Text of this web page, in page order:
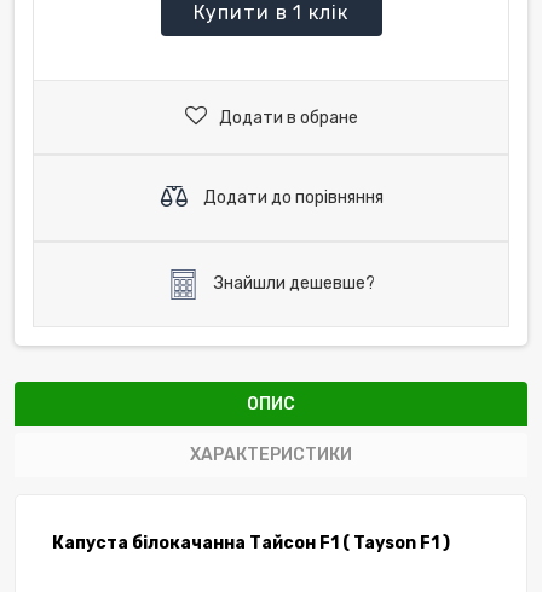
Купити в 1 клік
Додати в обране
Додати до порівняння
Знайшли дешевше?
ОПИС
ХАРАКТЕРИСТИКИ
Капуста білокачанна Тайсон F1 ( Tayson F1 )